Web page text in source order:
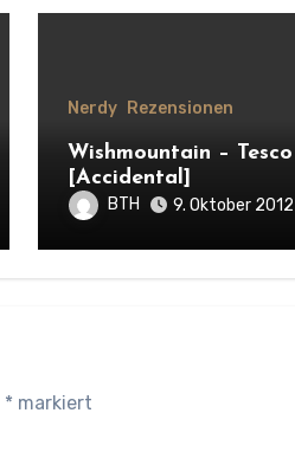
Nerdy Rezensionen
Wishmountain – Tesco
[Accidental]
BTH 9. Oktober 2012
* markiert